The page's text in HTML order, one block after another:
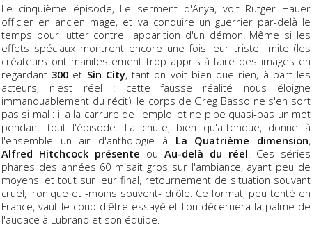
Le cinquième épisode, Le serment d'Anya, voit Rutger Hauer
officier en ancien mage, et va conduire un guerrier par-delà le
temps pour lutter contre l'apparition d'un démon. Même si les
effets spéciaux montrent encore une fois leur triste limite (les
créateurs ont manifestement trop appris à faire des images en
regardant 300 et Sin City, tant on voit bien que rien, à part les
acteurs, n'est réel : cette fausse réalité nous éloigne
immanquablement du récit), le corps de Greg Basso ne s'en sort
pas si mal : il a la carrure de l'emploi et ne pipe quasi-pas un mot
pendant tout l'épisode. La chute, bien qu'attendue, donne à
l'ensemble un air d'anthologie à La Quatrième dimension,
Alfred Hitchcock présente ou Au-delà du réel . Ces séries
phares des années 60 misait gros sur l'ambiance, ayant peu de
moyens, et tout sur leur final, retournement de situation souvant
cruel, ironique et -moins souvent- drôle. Ce format, peu tenté en
France, vaut le coup d'être essayé et l'on décernera la palme de
l'audace à Lubrano et son équipe.